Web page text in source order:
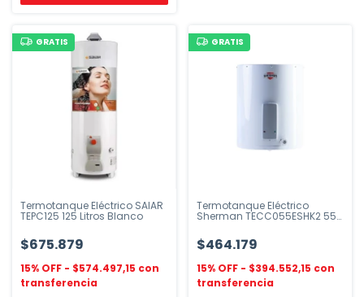
GRATIS
Termotanque Eléctrico SAIAR
TEPC125 125 Litros Blanco
$675.879
$574.497,15
GRATIS
Termotanque Eléctrico
Sherman TECC055ESHK2 55L
$464.179
$394.552,15